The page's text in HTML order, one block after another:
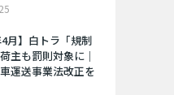
4月】白トラ「規制
主も罰則対象に｜
運送事業法改正を